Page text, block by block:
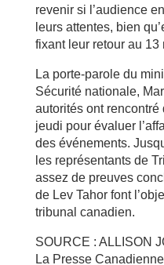
revenir si l’audience
leurs attentes, bien
fixant leur retour au 13
La porte-parole du
Sécurité nationale,
autorités ont
jeudi pour évaluer
des événements.
les représentants de
assez de preuves
de Lev Tahor font
tribunal canadien.
SOURCE : ALLISON
La Presse Canadienne